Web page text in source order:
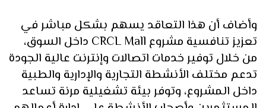
وأضاف أن هذا التعاقد يسهم بشكل مباشر في
تعزيز تنافسية مشروع CRCL Mall داخل السوق،
من خلال توفير خدمات اتصالات وإنترنت عالية الجودة
تدعم مختلف الأنشطة التجارية والإدارية والطبية
داخل المشروع، وتوفر بيئة تشغيلية مرنة تساعد